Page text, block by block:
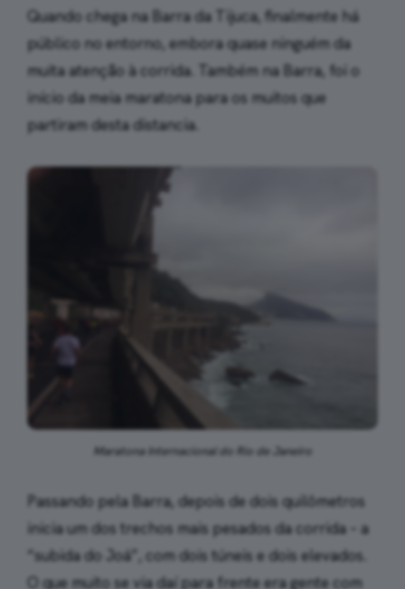
Quando chega na Barra da Tijuca, finalmente há
público no entorno, embora quase ninguém da
muita atenção à corrida. Também na Barra, foi o
início da meia maratona para os muitos que
partiram desta distancia.
Maratona Internacional do Rio de Janeiro
Passando pela Barra, depois de dois quilômetros
inicia um dos trechos mais pesados da corrida – a
“subida do Joá”, com dois túneis e dois elevados.
O que muito se via daí para frente era gente com